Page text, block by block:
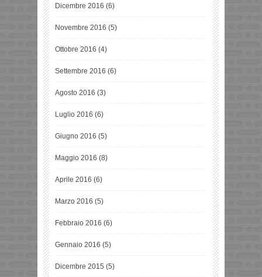
Dicembre 2016 (6)
Novembre 2016 (5)
Ottobre 2016 (4)
Settembre 2016 (6)
Agosto 2016 (3)
Luglio 2016 (6)
Giugno 2016 (5)
Maggio 2016 (8)
Aprile 2016 (6)
Marzo 2016 (5)
Febbraio 2016 (6)
Gennaio 2016 (5)
Dicembre 2015 (5)